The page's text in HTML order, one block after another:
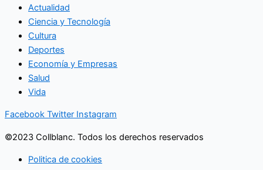
Actualidad
Ciencia y Tecnología
Cultura
Deportes
Economía y Empresas
Salud
Vida
Facebook Twitter Instagram
©2023 Collblanc. Todos los derechos reservados
Politica de cookies